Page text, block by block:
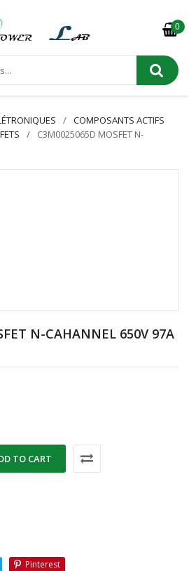
0
COMPOSANTS ACTIFS
C3M0025065D MOSFET N-
N-CAHANNEL 650V 97A
TO CART
Pinterest